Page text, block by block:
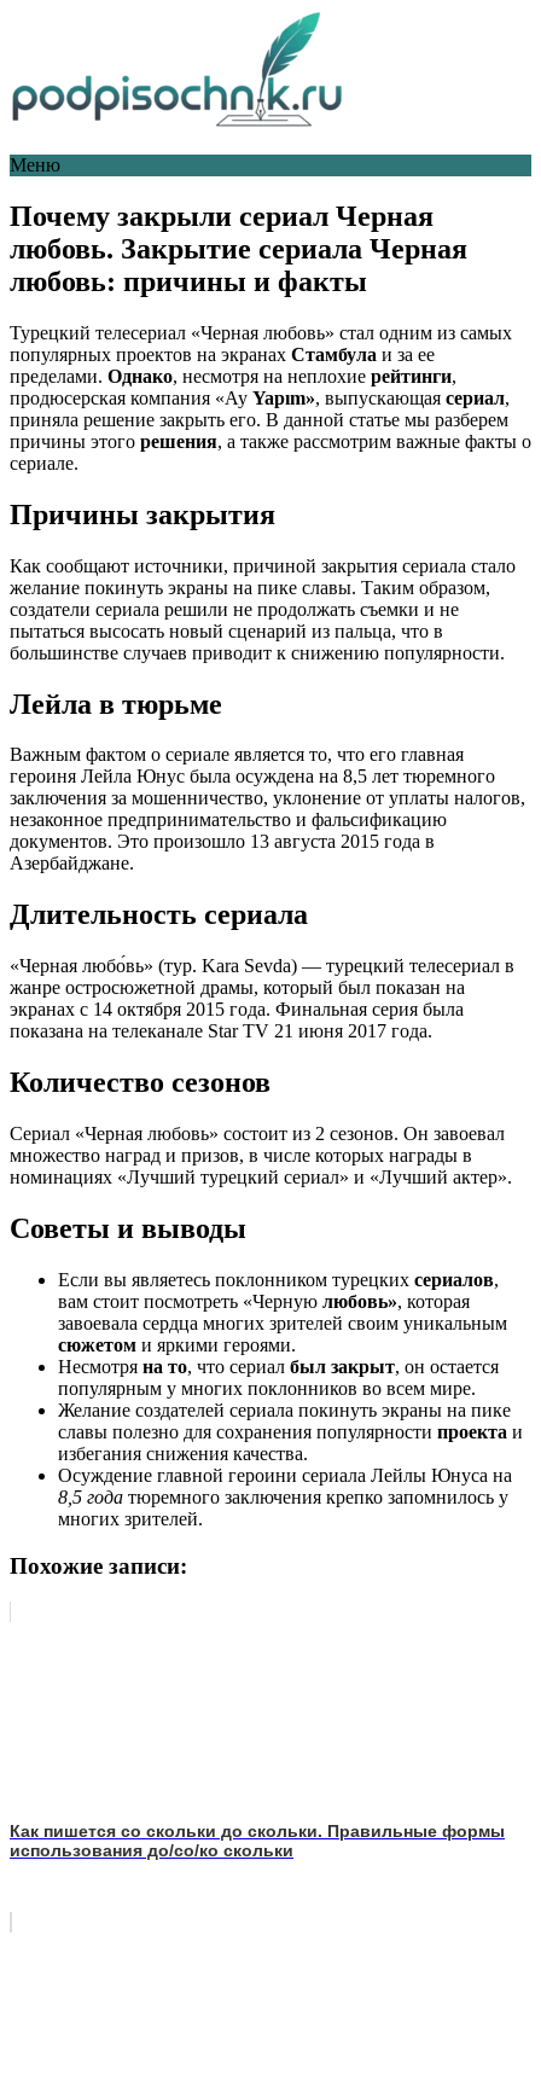
Меню
Почему закрыли сериал Черная
любовь. Закрытие сериала Черная
любовь: причины и факты
Турецкий телесериал «Черная любовь» стал одним из самых
популярных проектов на экранах Стамбула и за ее
пределами. Однако, несмотря на неплохие рейтинги,
продюсерская компания «Ay Yapım», выпускающая сериал,
приняла решение закрыть его. В данной статье мы разберем
причины этого решения, а также рассмотрим важные факты о
сериале.
Причины закрытия
Как сообщают источники, причиной закрытия сериала стало
желание покинуть экраны на пике славы. Таким образом,
создатели сериала решили не продолжать съемки и не
пытаться высосать новый сценарий из пальца, что в
большинстве случаев приводит к снижению популярности.
Лейла в тюрьме
Важным фактом о сериале является то, что его главная
героиня Лейла Юнус была осуждена на 8,5 лет тюремного
заключения за мошенничество, уклонение от уплаты налогов,
незаконное предпринимательство и фальсификацию
документов. Это произошло 13 августа 2015 года в
Азербайджане.
Длительность сериала
«Черная любо́вь» (тур. Kara Sevda) — турецкий телесериал в
жанре остросюжетной драмы, который был показан на
экранах с 14 октября 2015 года. Финальная серия была
показана на телеканале Star TV 21 июня 2017 года.
Количество сезонов
Сериал «Черная любовь» состоит из 2 сезонов. Он завоевал
множество наград и призов, в числе которых награды в
номинациях «Лучший турецкий сериал» и «Лучший актер».
Советы и выводы
Если вы являетесь поклонником турецких сериалов,
вам стоит посмотреть «Черную любовь», которая
завоевала сердца многих зрителей своим уникальным
сюжетом и яркими героями.
Несмотря на то, что сериал был закрыт, он остается
популярным у многих поклонников во всем мире.
Желание создателей сериала покинуть экраны на пике
славы полезно для сохранения популярности проекта и
избегания снижения качества.
Осуждение главной героини сериала Лейлы Юнуса на
8,5 года тюремного заключения крепко запомнилось у
многих зрителей.
Похожие записи:
Как пишется со скольки до скольки. Правильные формы
использования до/со/ко скольки